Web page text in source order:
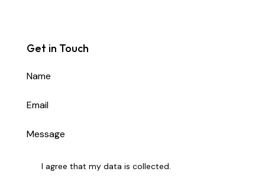
Get in Touch
I agree that my data iscollected.